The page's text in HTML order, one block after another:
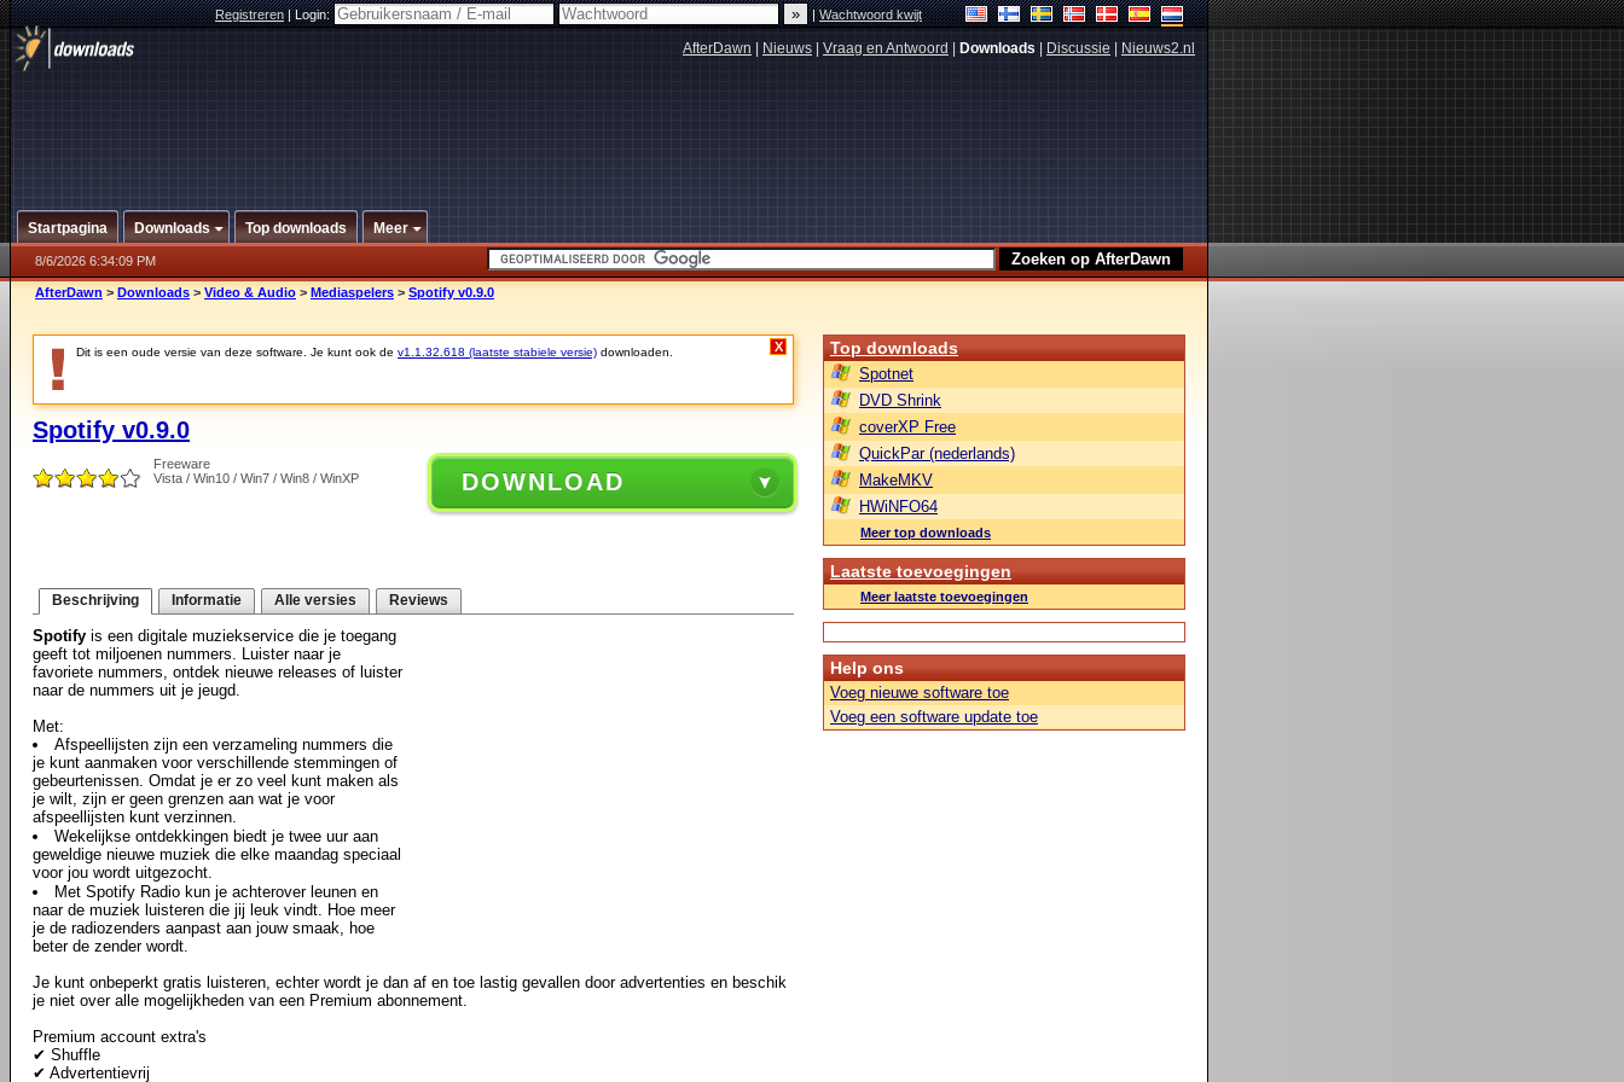
Registreren|Login: |Wachtwoord kwijt
AfterDawn Nieuws Vraag en Antwoord Downloads Discussie Nieuws2.nl
Startpagina Downloads Top downloads Meer
8/6/2026 6:34:09 PM
AfterDawn > Downloads > Video & Audio > Mediaspelers > Spotify v0.9.0
Dit is een oude versie van deze software. Je kunt ook de v1.1.32.618 (laatste stabiele versie) downloaden. X
Spotify v0.9.0
Freeware
Vista / Win10 / Win7 / Win8 / WinXP
DOWNLOAD
Beschrijving Informatie Alle versies Reviews
Spotify is een digitale muziekservice die je toegang
geeft tot miljoenen nummers. Luister naar je
favoriete nummers, ontdek nieuwe releases of luister
naar de nummers uit je jeugd.
Met:
Afspeellijsten zijn een verzameling nummers die
je kunt aanmaken voor verschillende stemmingen of
gebeurtenissen. Omdat je er zo veel kunt maken als
je wilt, zijn er geen grenzen aan wat je voor
afspeellijsten kunt verzinnen.
Wekelijkse ontdekkingen biedt je twee uur aan
geweldige nieuwe muziek die elke maandag speciaal
voor jou wordt uitgezocht.
Met Spotify Radio kun je achterover leunen en
naar de muziek luisteren die jij leuk vindt. Hoe meer
je de radiozenders aanpast aan jouw smaak, hoe
beter de zender wordt.
Je kunt onbeperkt gratis luisteren, echter wordt je dan af en toe lastig gevallen door advertenties en beschik
je niet over alle mogelijkheden van een Premium abonnement.
Premium account extra's
✔ Shuffle
✔ Advertentievrij
Top downloads
Spotnet
DVD Shrink
coverXP Free
QuickPar (nederlands)
MakeMKV
HWiNFO64
Meer top downloads
Laatste toevoegingen
Meer laatste toevoegingen
Help ons
Voeg nieuwe software toe
Voeg een software update toe